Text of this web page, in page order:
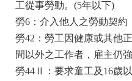
工從事勞動。(5年以下)
勞6：介入他人之勞動契約
勞42：勞工因健康或其他
間以外之工作者，雇主仍
勞44Ⅱ：要求童工及16歲